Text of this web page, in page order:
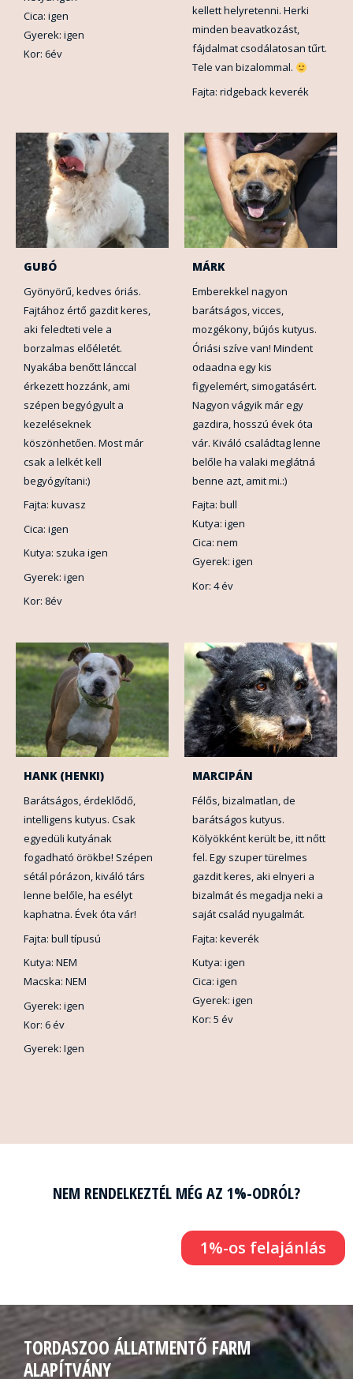
Cica: igen
Gyerek: igen
Kor: 6év
kellett helyretenni. Herki
minden beavatkozást,
fájdalmat csodálatosan tűrt.
Tele van bizalommal.
Fajta: ridgeback keverék
GUBÓ
Gyönyörű, kedves óriás.
Fajtához értő gazdit keres,
aki feledteti vele a
borzalmas előéletét.
Nyakába benőtt lánccal
érkezett hozzánk, ami
szépen begyógyult a
kezeléseknek
köszönhetően. Most már
csak a lelkét kell
begyógyítani:)
Fajta: kuvasz
Cica: igen
Kutya: szuka igen
Gyerek: igen
Kor: 8év
MÁRK
Emberekkel nagyon
barátságos, vicces,
mozgékony, bújós kutyus.
Óriási szíve van! Mindent
odaadna egy kis
figyelemért, simogatásért.
Nagyon vágyik már egy
gazdira, hosszú évek óta
vár. Kiváló családtag lenne
belőle ha valaki meglátná
benne azt, amit mi.:)
Fajta: bull
Kutya: igen
Cica: nem
Gyerek: igen
Kor: 4 év
HANK (HENKI)
Barátságos, érdeklődő,
intelligens kutyus. Csak
egyedüli kutyának
fogadható örökbe! Szépen
sétál pórázon, kiváló társ
lenne belőle, ha esélyt
kaphatna. Évek óta vár!
Fajta: bull típusú
Kutya: NEM
Macska: NEM
Gyerek: igen
Kor: 6 év
Gyerek: Igen
MARCIPÁN
Félős, bizalmatlan, de
barátságos kutyus.
Kölyökként került be, itt nőtt
fel. Egy szuper türelmes
gazdit keres, aki elnyeri a
bizalmát és megadja neki a
saját család nyugalmát.
Fajta: keverék
Kutya: igen
Cica: igen
Gyerek: igen
Kor: 5 év
NEM RENDELKEZTÉL MÉG AZ 1%-ODRÓL?
1%-os felajánlás
TORDASZOO ÁLLATMENTŐ FARM
ALAPÍTVÁNY